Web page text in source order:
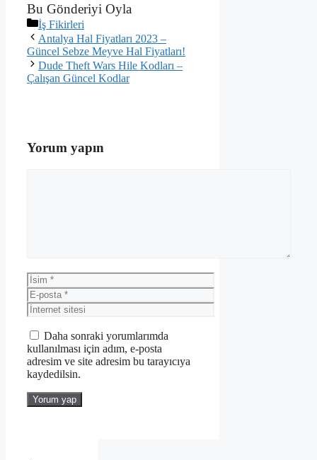
Bu Gönderiyi Oyla
Kategoriler
İş Fikirleri
Antalya Hal Fiyatları 2023 –
Güncel Sebze Meyve Hal Fiyatları!
Dude Theft Wars Hile Kodları –
Çalışan Güncel Kodlar
Yorum yapın
İsim
E-
posta
İnternet
sitesi
Daha sonraki yorumlarımda
kullanılması için adım, e-posta
adresim ve site adresim bu tarayıcıya
kaydedilsin.